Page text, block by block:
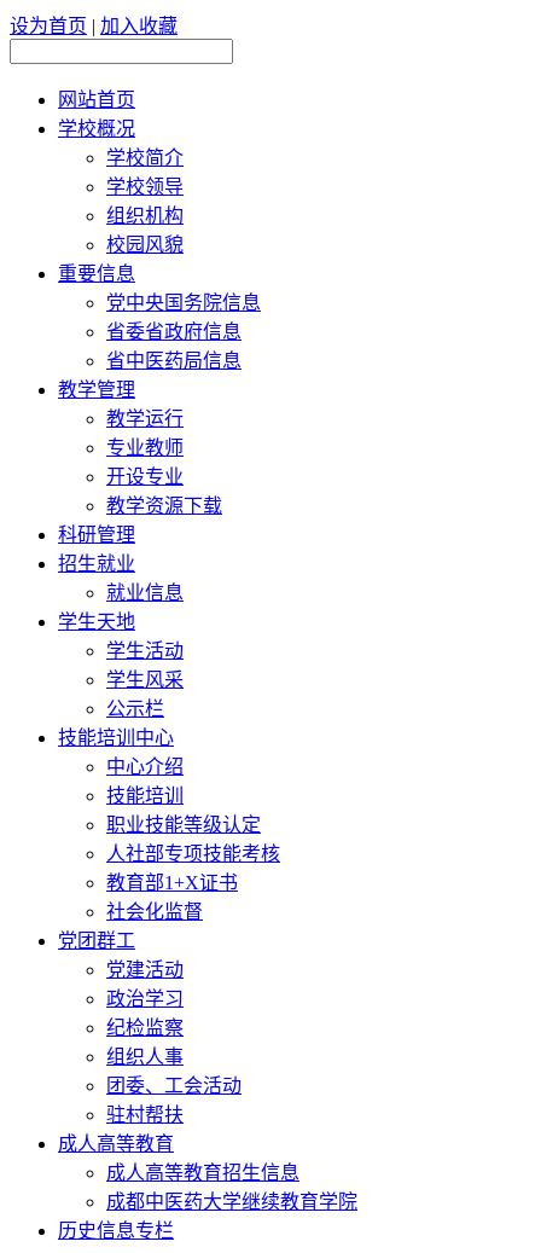
设为首页 | 加入收藏
网站首页
学校概况
学校简介
学校领导
组织机构
校园风貌
重要信息
党中央国务院信息
省委省政府信息
省中医药局信息
教学管理
教学运行
专业教师
开设专业
教学资源下载
科研管理
招生就业
就业信息
学生天地
学生活动
学生风采
公示栏
技能培训中心
中心介绍
技能培训
职业技能等级认定
人社部专项技能考核
教育部1+X证书
社会化监督
党团群工
党建活动
政治学习
纪检监察
组织人事
团委、工会活动
驻村帮扶
成人高等教育
成人高等教育招生信息
成都中医药大学继续教育学院
历史信息专栏